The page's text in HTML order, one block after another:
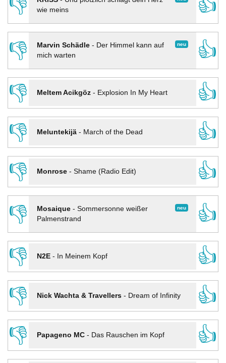
👎
wie meins
👍
👎 neu
Marvin Schädle- Der Himmel kann auf
mich warten
👍
👎
Meltem Acikgöz- Explosion In My Heart
👍
👎
Meluntekijä- March of the Dead
👍
👎
Monrose- Shame (Radio Edit)
👍
👎
neu
Mosaique- Sommersonne weißer
Palmenstrand
👍
👎
N2E- In Meinem Kopf
👍
👎
Nick Wachta & Travellers- Dream of Infinity
👍
👎
Papageno MC- Das Rauschen im Kopf
👍